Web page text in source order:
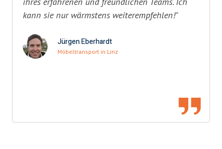
kann sie nur wärmstens weiterempfehlen!"
Jürgen Eberhardt
Möbeltransport in Linz